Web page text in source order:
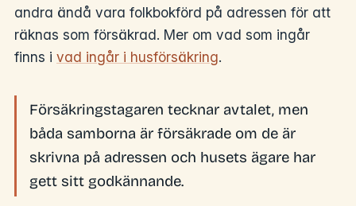
andra ändå vara folkbokförd på adressen för att
räknas som försäkrad. Mer om vad som ingår
finns i vad ingår i husförsäkring.
Försäkringstagaren tecknar avtalet, men
båda samborna är försäkrade om de är
skrivna på adressen och husets ägare har
gett sitt godkännande.